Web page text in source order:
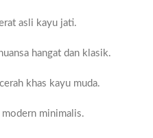
asli kayu jati.
hangat dan klasik.
khas kayu muda.
minimalis.